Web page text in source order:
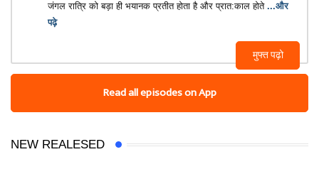
मुफ्त पढ़ो
जंगल रात्रि को बड़ा ही भयानक प्रतीत होता है और प्रात:काल होते ...और
पढ़े
Read all episodes on App
NEW REALESED